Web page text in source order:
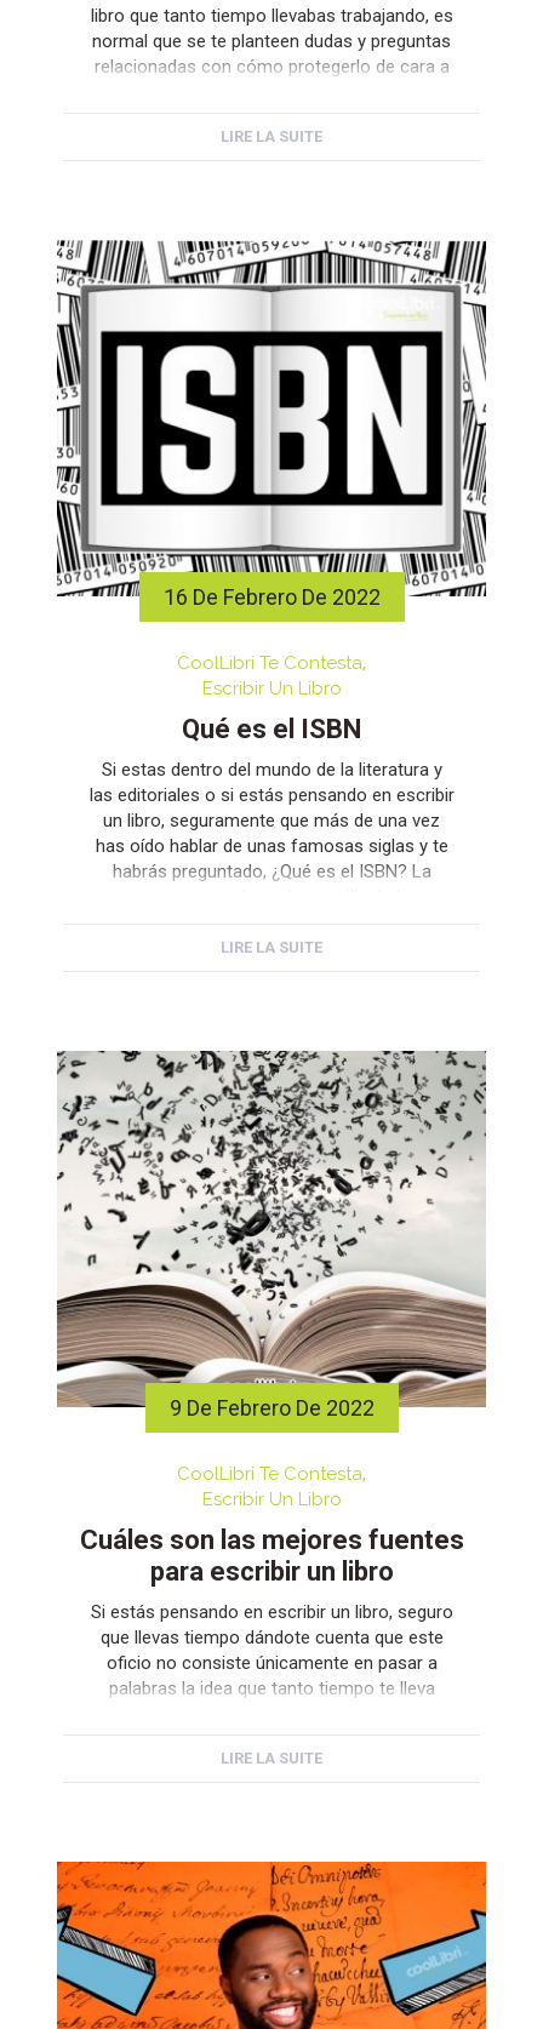
libro que tanto tiempo llevabas trabajando, es
normal que se te planteen dudas y preguntas
relacionadas con cómo protegerlo de cara a
intelectual, es propiedad de cada autor […]
LIRE LA SUITE
16 De Febrero De 2022
CoolLibri Te Contesta
Escribir Un Libro
Qué es el ISBN
Si estas dentro del mundo de la literatura y
las editoriales o si estás pensando en escribir
un libro, seguramente que más de una vez
has oído hablar de unas famosas siglas y te
habrás preguntado, ¿Qué es el ISBN? La
LIRE LA SUITE
9 De Febrero De 2022
CoolLibri Te Contesta
Escribir Un Libro
Cuáles son las mejores fuentes
para escribir un libro
Si estás pensando en escribir un libro, seguro
que llevas tiempo dándote cuenta que este
oficio no consiste únicamente en pasar a
palabras la idea que tanto tiempo te lleva
la elección de una tipografía adecuada. Desde
LIRE LA SUITE